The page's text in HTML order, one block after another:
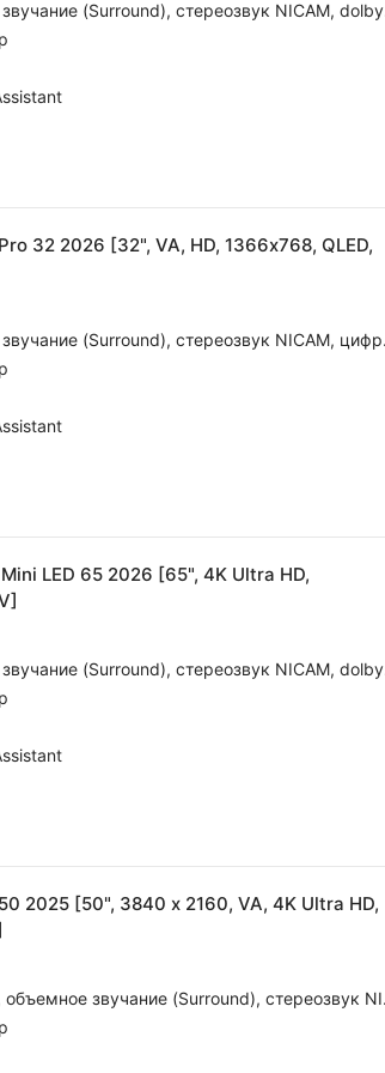
(Surround), cтереозвук NICAM, dolby Atmos, dolby Audio, DTS
32 2026 [32", VA, HD, 1366х768, QLED,
cтереозвук NICAM, цифровое шумоподавление, dolby Audio, dolby Digital, DTS
LED 65 2026 [65", 4K Ultra HD,
(Surround), cтереозвук NICAM, dolby Atmos, dolby Audio, DTS
2025 [50", 3840 x 2160, VA, 4K Ultra HD,
(Surround), cтереозвук NICAM, цифровое шумоподавление, dolby Audio, dolby Digital, DTS, автоконтроль громкости (AVL)